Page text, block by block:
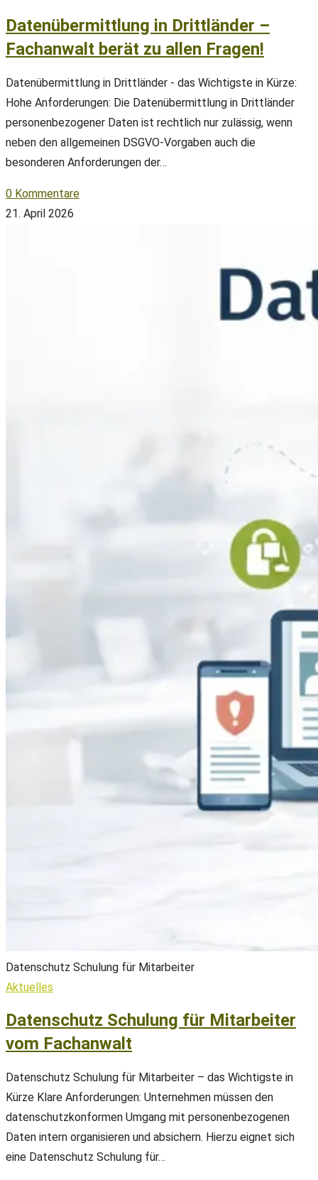
Datenübermittlung in Drittländer –
Fachanwalt berät zu allen Fragen!
Datenübermittlung in Drittländer - das Wichtigste in Kürze:
Hohe Anforderungen: Die Datenübermittlung in Drittländer
personenbezogener Daten ist rechtlich nur zulässig, wenn
neben den allgemeinen DSGVO-Vorgaben auch die
besonderen Anforderungen der…
0 Kommentare
21. April 2026
Datenschutz Schulung für Mitarbeiter
Aktuelles
Datenschutz Schulung für Mitarbeiter
vom Fachanwalt
Datenschutz Schulung für Mitarbeiter – das Wichtigste in
Kürze Klare Anforderungen: Unternehmen müssen den
datenschutzkonformen Umgang mit personenbezogenen
Daten intern organisieren und absichern. Hierzu eignet sich
eine Datenschutz Schulung für…